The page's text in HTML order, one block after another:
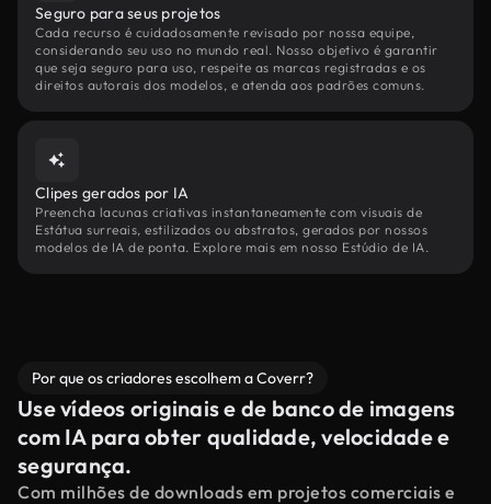
Seguro para seus projetos
Cada recurso é cuidadosamente revisado por nossa equipe,
considerando seu uso no mundo real. Nosso objetivo é garantir
que seja seguro para uso, respeite as marcas registradas e os
direitos autorais dos modelos, e atenda aos padrões comuns.
Clipes gerados por IA
Preencha lacunas criativas instantaneamente com visuais de
Estátua surreais, estilizados ou abstratos, gerados por nossos
modelos de IA de ponta. Explore mais em nosso Estúdio de IA.
Por que os criadores escolhem a Coverr?
Use vídeos originais e de banco de imagens
com IA para obter qualidade, velocidade e
segurança.
Com milhões de downloads em projetos comerciais e